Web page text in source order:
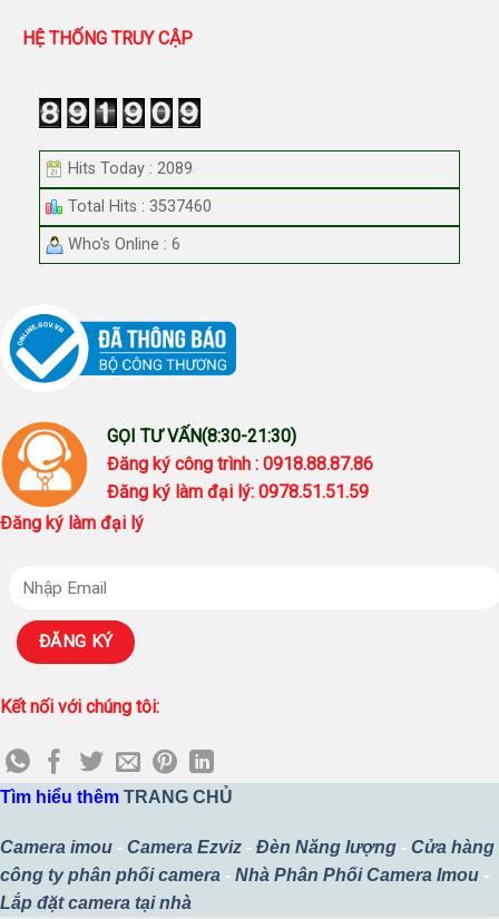
HỆ THỐNG TRUY CẬP
Hits Today : 2089
Total Hits : 3537460
Who's Online : 6
GỌI TƯ VẤN(8:30-21:30)
Đăng ký công trình : 0918.88.87.86
Đăng ký làm đại lý: 0978.51.51.59
Đăng ký làm đại lý
Kết nối với chúng tôi:
Tìm hiểu thêm TRANG CHỦ
Camera imou - Camera Ezviz - Đèn Năng lượng - Cửa hàng
công ty phân phối camera - Nhà Phân Phối Camera Imou -
Lắp đặt camera tại nhà